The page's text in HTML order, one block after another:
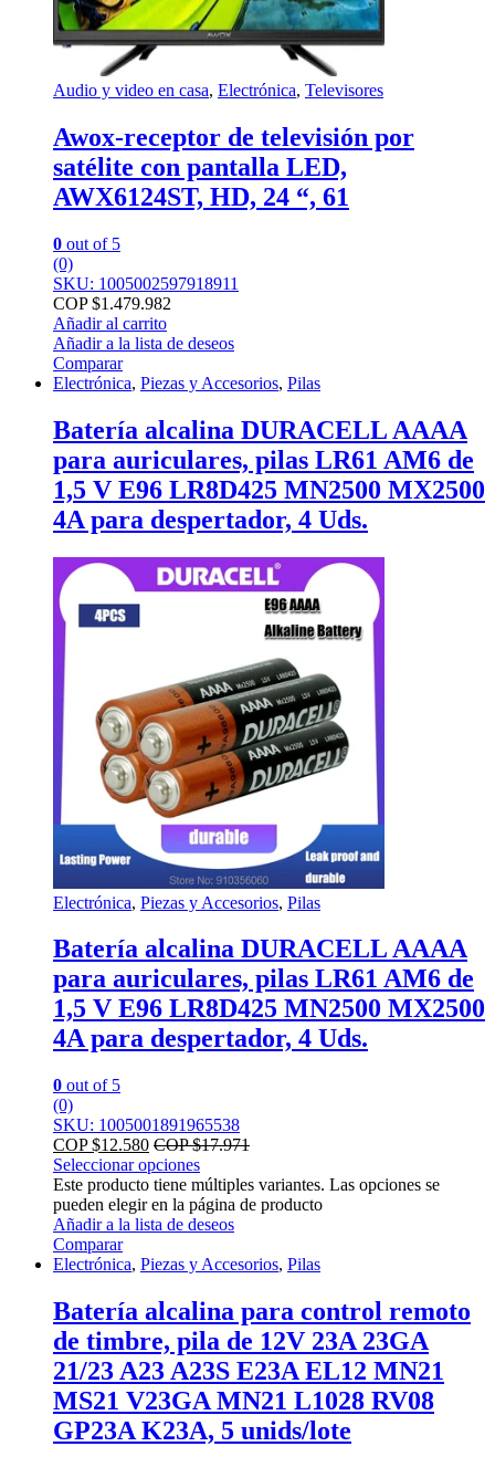
Audio y video en casa, Electrónica, Televisores
Awox-receptor de televisión por
satélite con pantalla LED,
AWX6124ST, HD, 24 “, 61
0 out of 5
(0)
SKU: 1005002597918911
COP $1.479.982
Añadir al carrito
Añadir a la lista de deseos
Comparar
Electrónica, Piezas y Accesorios, Pilas
Batería alcalina DURACELL AAAA
para auriculares, pilas LR61 AM6 de
1,5 V E96 LR8D425 MN2500 MX2500
4A para despertador, 4 Uds.
Electrónica, Piezas y Accesorios, Pilas
Batería alcalina DURACELL AAAA
para auriculares, pilas LR61 AM6 de
1,5 V E96 LR8D425 MN2500 MX2500
4A para despertador, 4 Uds.
0 out of 5
(0)
SKU: 1005001891965538
COP $12.580 COP $17.971
Seleccionar opciones
Este producto tiene múltiples variantes. Las opciones se
pueden elegir en la página de producto
Añadir a la lista de deseos
Comparar
Electrónica, Piezas y Accesorios, Pilas
Batería alcalina para control remoto
de timbre, pila de 12V 23A 23GA
21/23 A23 A23S E23A EL12 MN21
MS21 V23GA MN21 L1028 RV08
GP23A K23A, 5 unids/lote